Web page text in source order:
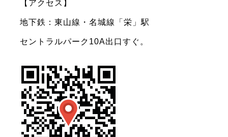
【アクセス】
地下鉄：東山線・名城線「栄」駅
セントラルパーク10A出口すぐ。